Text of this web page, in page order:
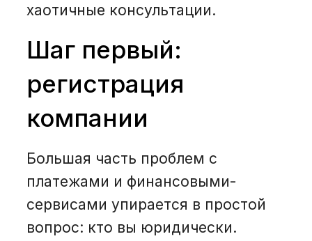
хаотичные консультации.
Шаг первый:
регистрация
компании
Большая часть проблем с
платежами и финансовыми-
сервисами упирается в простой
вопрос: кто вы юридически.